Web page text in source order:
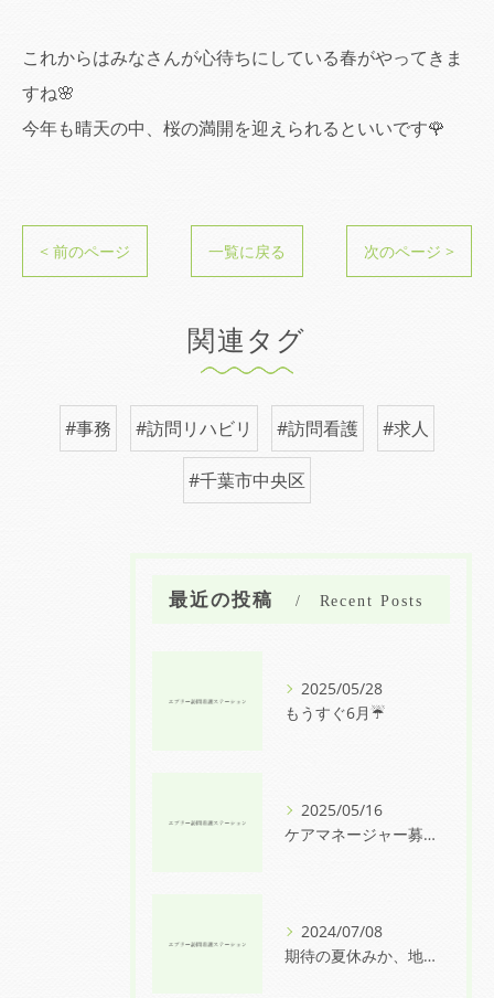
これからはみなさんが心待ちにしている春がやってきま
すね🌸
今年も晴天の中、桜の満開を迎えられるといいです🌹
< 前のページ 一覧に戻る 次のページ >
関連タグ
#事務 #訪問リハビリ #訪問看護 #求人
#千葉市中央区
最近の投稿 Recent Posts
2025/05/28
もうすぐ6月☔
2025/05/16
ケアマネージャー募集中！
2024/07/08
期待の夏休みか、地獄の夏休みか🍉